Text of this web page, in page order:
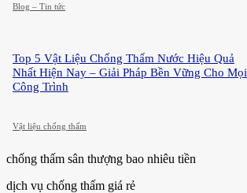
Blog – Tin tức
Top 5 Vật Liệu Chống Thấm Nước Hiệu Quả
Nhất Hiện Nay – Giải Pháp Bền Vững Cho Mọi
Công Trình
Vật liệu chống thấm
chống thấm sân thượng bao nhiêu tiền
dịch vụ chống thấm giá rẻ